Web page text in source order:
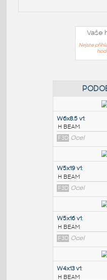
Vaše
Nejste
W6x8.5 v1
F3D Ocel
H BEAM
F3D